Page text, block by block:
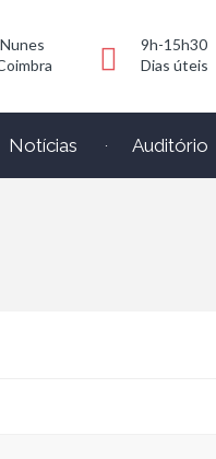
9h-15h30
Dias úteis
Notícias Auditório